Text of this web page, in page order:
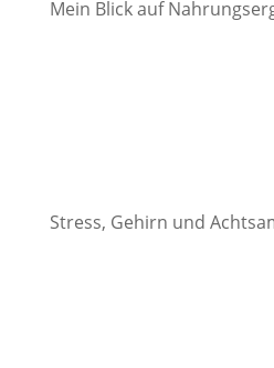
Mein Blick auf
Stress, Gehirn und